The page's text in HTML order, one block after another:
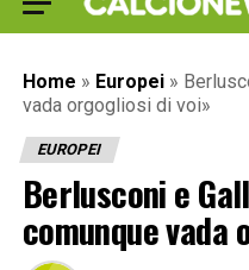
Home » Europei »
vada orgogliosi di voi»
EUROPEI
Berlusconi e
comunque